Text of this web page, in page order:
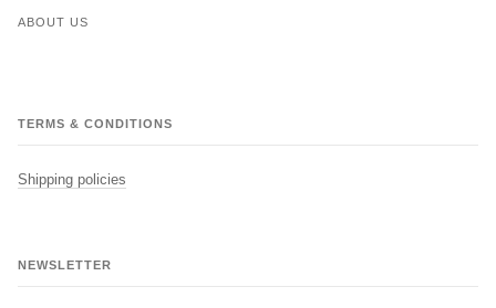
ABOUT US
TERMS & CONDITIONS
Shipping policies
NEWSLETTER